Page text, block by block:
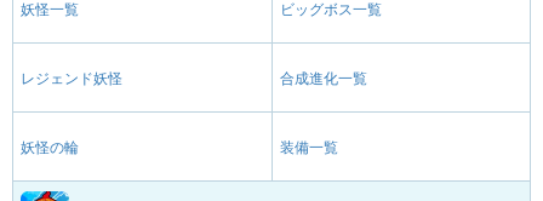
妖怪一覧 ビッグボス一覧
レジェンド妖怪 合成進化一覧
妖怪の輪 装備一覧